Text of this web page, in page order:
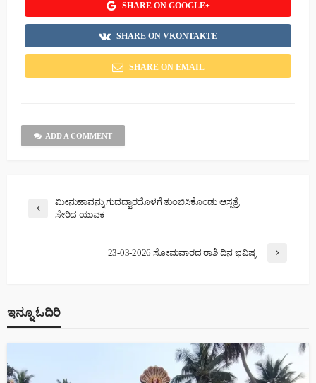
SHARE ON GOOGLE+
SHARE ON VKONTAKTE
SHARE ON EMAIL
ADD A COMMENT
ಮೀನುಹಾವನ್ನು ಗುದದ್ವಾರದೊಳಗೆ ತುಂಬಿಸಿಕೊಂಡು ಆಸ್ಪತ್ರೆ
ಸೇರಿದ ಯುವಕ
23-03-2026 ಸೋಮವಾರದ ರಾಶಿ ದಿನ ಭವಿಷ್ಯ
ಇನ್ನೂ ಓದಿರಿ